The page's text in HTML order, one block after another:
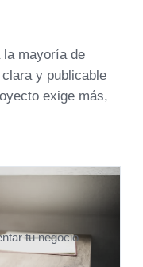
la mayoría de
y publicable
exige más,
tu negocio